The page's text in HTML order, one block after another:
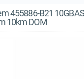
455886-B21
10km DOM